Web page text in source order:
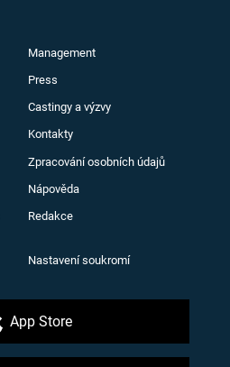
Management
Press
Castingy a výzvy
Kontakty
Zpracování osobních údajů
Nápověda
Redakce
Nastavení soukromí
App Store